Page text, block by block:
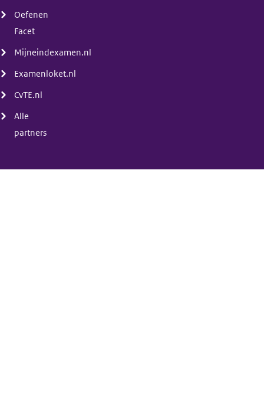
Oefenen
Facet
Mijneindexamen.nl
Examenloket.nl
CvTE.nl
Alle
partners